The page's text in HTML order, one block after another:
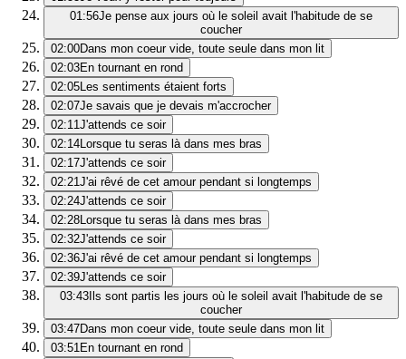
01:56Je pense aux jours où le soleil avait l'habitude de se
coucher
02:00Dans mon coeur vide, toute seule dans mon lit
02:03En tournant en rond
02:05Les sentiments étaient forts
02:07Je savais que je devais m'accrocher
02:11J'attends ce soir
02:14Lorsque tu seras là dans mes bras
02:17J'attends ce soir
02:21J'ai rêvé de cet amour pendant si longtemps
02:24J'attends ce soir
02:28Lorsque tu seras là dans mes bras
02:32J'attends ce soir
02:36J'ai rêvé de cet amour pendant si longtemps
02:39J'attends ce soir
03:43 Ils sont partis les jours où le soleil avait l'habitude de se
coucher
03:47Dans mon coeur vide, toute seule dans mon lit
03:51En tournant en rond